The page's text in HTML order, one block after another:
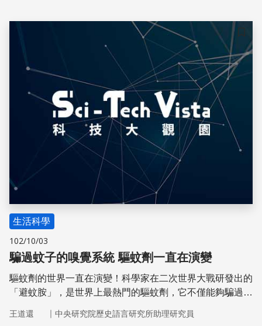
登革熱的傳播。
儲存
生活科學
102/10/03
騙過蚊子的嗅覺系統 驅蚊劑一直在演變
驅蚊劑的世界一直在演變！科學家在二次世界大戰研發出的
「避蚊胺」，是世界上最熱門的驅蚊劑，它不僅能夠騙過蚊
現在，科學家們發現了效力更強的驅蚊劑，要去改善貧窮國
王道還 ｜ 中央研究院歷史語言研究所助理研究員